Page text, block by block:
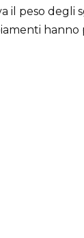
il peso degli
hanno